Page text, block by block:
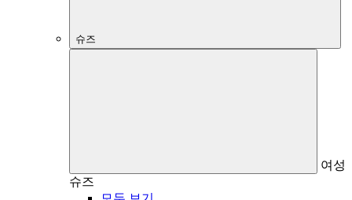
슈즈
여성
슈즈